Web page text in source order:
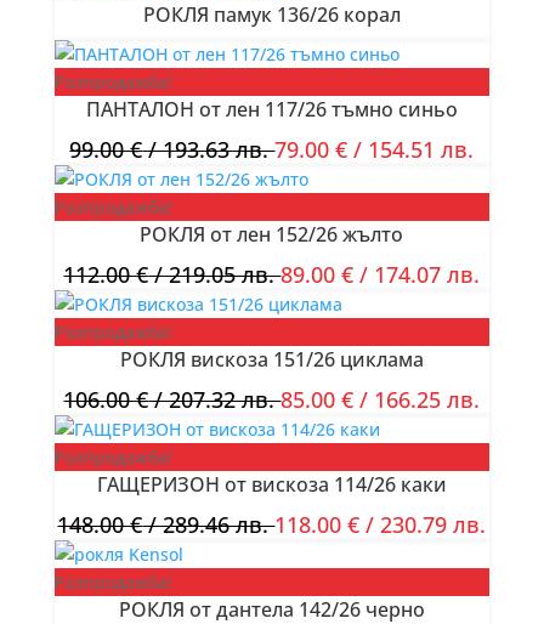
РОКЛЯ памук 136/26 корал
Разпродажба!
ПАНТАЛОН от лен 117/26 тъмно синьо
99.00€/ 193.63 лв.79.00€ / 154.51 лв.
Разпродажба!
РОКЛЯ от лен 152/26 жълто
112.00€/ 219.05 лв.89.00€ / 174.07 лв.
Разпродажба!
РОКЛЯ вискоза 151/26 циклама
106.00€/ 207.32 лв.85.00€ / 166.25 лв.
Разпродажба!
ГАЩЕРИЗОН от вискоза 114/26 каки
148.00€/ 289.46 лв.118.00€ / 230.79 лв.
Разпродажба!
РОКЛЯ от дантела 142/26 черно